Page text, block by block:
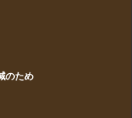
のため